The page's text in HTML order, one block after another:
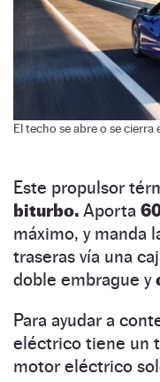
El techo se abre o se cierra
Este propulsor
biturbo. Aporta
máximo, y manda
traseras vía una
doble embrague y
Para ayudar a
eléctrico tiene un
motor eléctrico